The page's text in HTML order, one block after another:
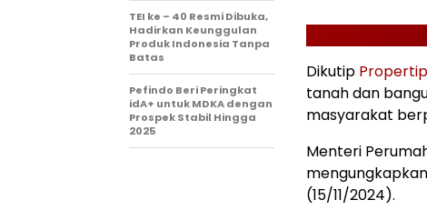
Dikutip
tanah dan
masyarakat
Menteri
(15/11/2024).
TEI ke – 40 Resmi Dibuka,
Hadirkan Keunggulan
Produk Indonesia Tanpa
Batas
Pefindo Beri Peringkat
idA+ untuk MDKA dengan
Prospek Stabil Hingga
2025